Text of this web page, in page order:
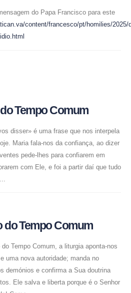
do Papa Francisco para este
content/francesco/pt/homilies/2025/
Tempo Comum
disser» é uma frase que nos interpela
Maria fala-nos da confiança, ao dizer
pede-lhes para confiarem em
com Ele, e foi a partir daí que tudo
do Tempo Comum
Tempo Comum, a liturgia aponta-nos
uma nova autoridade; manda no
demónios e confirma a Sua doutrina
Ele salva e liberta porque é o Senhor